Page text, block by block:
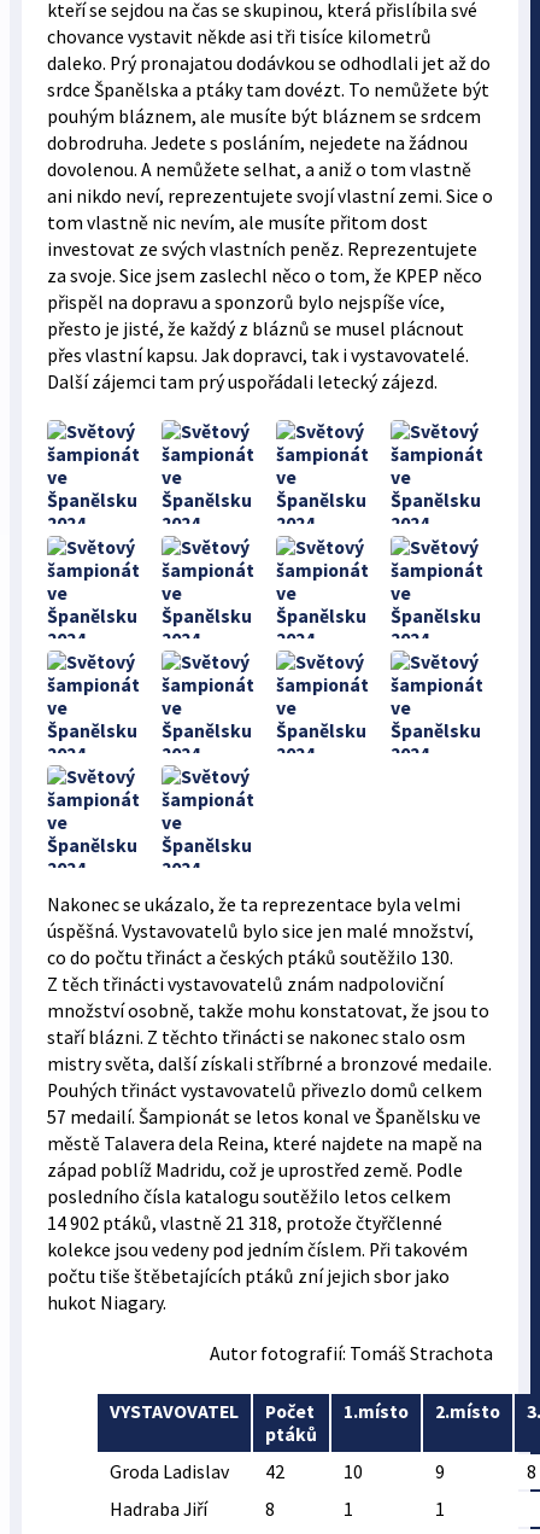
kteří se sejdou na čas se skupinou, která přislíbila své
chovance vystavit někde asi tři tisíce kilometrů
daleko. Prý pronajatou dodávkou se odhodlali jet až do
srdce Španělska a ptáky tam dovézt. To nemůžete být
pouhým bláznem, ale musíte být bláznem se srdcem
dobrodruha. Jedete s posláním, nejedete na žádnou
dovolenou. A nemůžete selhat, a aniž o tom vlastně
ani nikdo neví, reprezentujete svojí vlastní zemi. Sice o
tom vlastně nic nevím, ale musíte přitom dost
investovat ze svých vlastních peněz. Reprezentujete
za svoje. Sice jsem zaslechl něco o tom, že KPEP něco
přispěl na dopravu a sponzorů bylo nejspíše více,
přesto je jisté, že každý z bláznů se musel plácnout
přes vlastní kapsu. Jak dopravci, tak i vystavovatelé.
Další zájemci tam prý uspořádali letecký zájezd.
Nakonec se ukázalo, že ta reprezentace byla velmi
úspěšná. Vystavovatelů bylo sice jen malé množství,
co do počtu třináct a českých ptáků soutěžilo 130.
Z těch třinácti vystavovatelů znám nadpoloviční
množství osobně, takže mohu konstatovat, že jsou to
staří blázni. Z těchto třinácti se nakonec stalo osm
mistry světa, další získali stříbrné a bronzové medaile.
Pouhých třináct vystavovatelů přivezlo domů celkem
57 medailí. Šampionát se letos konal ve Španělsku ve
městě Talavera dela Reina, které najdete na mapě na
západ poblíž Madridu, což je uprostřed země. Podle
posledního čísla katalogu soutěžilo letos celkem
14 902 ptáků, vlastně 21 318, protože čtyřčlenné
kolekce jsou vedeny pod jedním číslem. Při takovém
počtu tiše štěbetajících ptáků zní jejich sbor jako
hukot Niagary.
Autor fotografií: Tomáš Strachota
VYSTAVOVATEL
Počet
ptáků
1.místo 2.místo
Groda Ladislav 42 10 9
8
Hadraba Jiří
8 1
1